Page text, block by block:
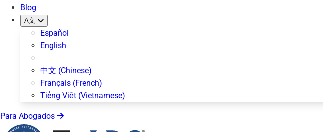
Blog
A文
Español
English
中文 (Chinese)
Français (French)
Tiếng Việt (Vietnamese)
Para Abogados